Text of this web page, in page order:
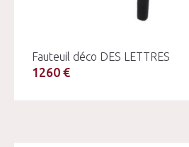
Fauteuil déco DES LETTRES
1260 €